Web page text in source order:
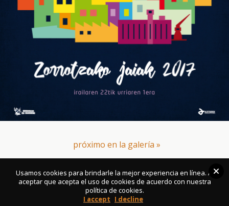
próximo en la galería »
Volver arriba
Usamos cookies para brindarle la mejor experiencia en línea. Al
aceptar que acepta el uso de cookies de acuerdo con nuestra
política de cookies.
I accept I decline